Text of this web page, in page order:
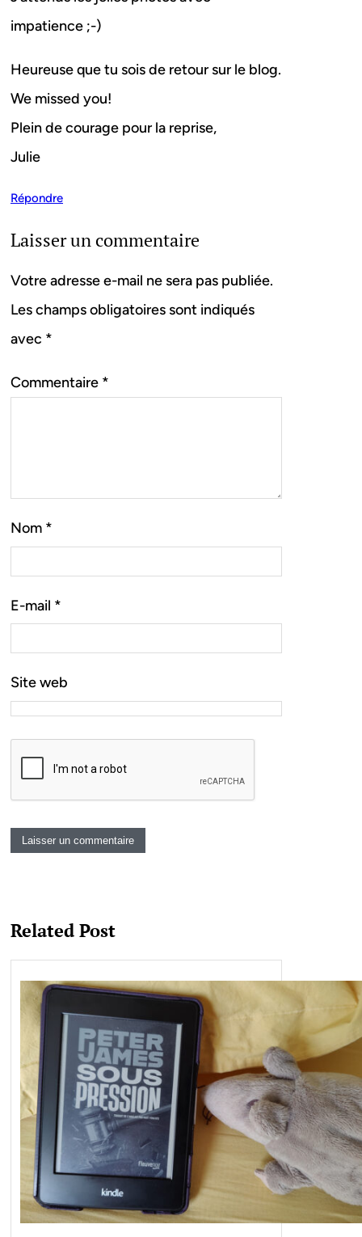
impatience ;-)
Heureuse que tu sois de retour sur le blog.
We missed you!
Plein de courage pour la reprise,
Julie
Répondre
Laisser un commentaire
Votre adresse e-mail ne sera pas publiée.
Les champs obligatoires sont indiqués
avec *
Commentaire *
Nom *
E-mail *
Site web
Related Post